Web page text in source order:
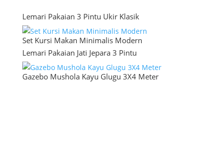
Lemari Pakaian 3 Pintu Ukir Klasik
Set Kursi Makan Minimalis Modern
Lemari Pakaian Jati Jepara 3 Pintu
Gazebo Mushola Kayu Glugu 3X4 Meter